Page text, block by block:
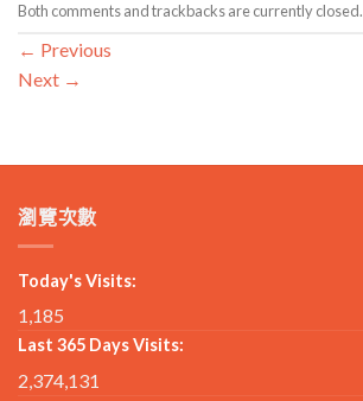
Both comments and trackbacks are currently closed.
← Previous
Next →
瀏覽次數
Today's Visits:
1,185
Last 365 Days Visits:
2,374,131